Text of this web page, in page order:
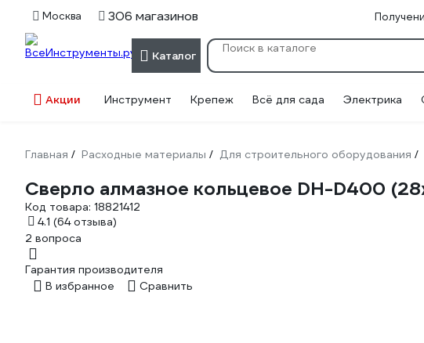
Москва 306 магазинов
Каталог
Акции Инструмент Крепеж Всё для сада Электрика
Главная / Расходные материалы / Для строительного оборудования /
Сверло алмазное кольцевое DH-D400
Код товара: 18821412
4.1 (64 отзыва)
2 вопроса
Гарантия производителя
В избранное
Сравнить